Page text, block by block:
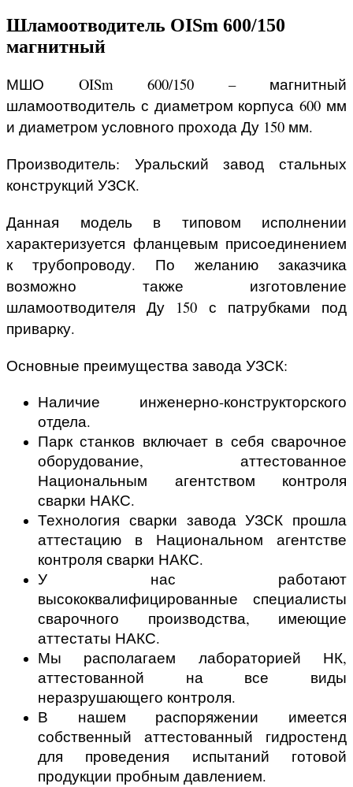
Шламоотводитель OISm 600/150
магнитный
МШО OISm 600/150 – магнитный
шламоотводитель с диаметром корпуса 600 мм
и диаметром условного прохода Ду 150 мм.
Производитель: Уральский завод стальных
конструкций УЗСК.
Данная модель в типовом исполнении
характеризуется фланцевым присоединением
к трубопроводу. По желанию заказчика
возможно также изготовление
шламоотводителя Ду 150 с патрубками под
приварку.
Основные преимущества завода УЗСК:
Наличие инженерно-конструкторского
отдела.
Парк станков включает в себя сварочное
оборудование, аттестованное
Национальным агентством контроля
сварки НАКС.
Технология сварки завода УЗСК прошла
аттестацию в Национальном агентстве
контроля сварки НАКС.
У нас работают
высококвалифицированные специалисты
сварочного производства, имеющие
аттестаты НАКС.
Мы располагаем лабораторией НК,
аттестованной на все виды
неразрушающего контроля.
В нашем распоряжении имеется
собственный аттестованный гидростенд
для проведения испытаний готовой
продукции пробным давлением.